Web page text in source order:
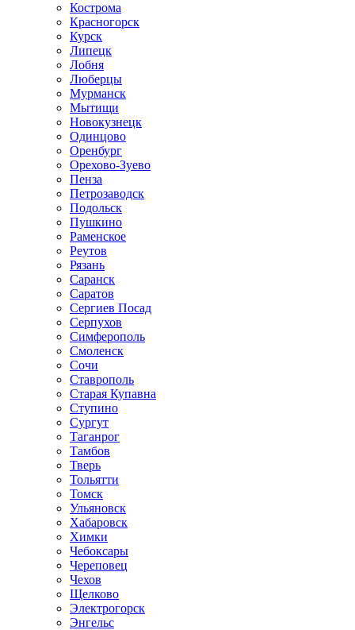
Кострома
Красногорск
Курск
Липецк
Лобня
Люберцы
Мурманск
Мытищи
Новокузнецк
Одинцово
Оренбург
Орехово-Зуево
Пенза
Петрозаводск
Подольск
Пушкино
Раменское
Реутов
Рязань
Саранск
Саратов
Сергиев Посад
Серпухов
Симферополь
Смоленск
Сочи
Ставрополь
Старая Купавна
Ступино
Сургут
Таганрог
Тамбов
Тверь
Тольятти
Томск
Ульяновск
Хабаровск
Химки
Чебоксары
Череповец
Чехов
Щелково
Электрогорск
Энгельс